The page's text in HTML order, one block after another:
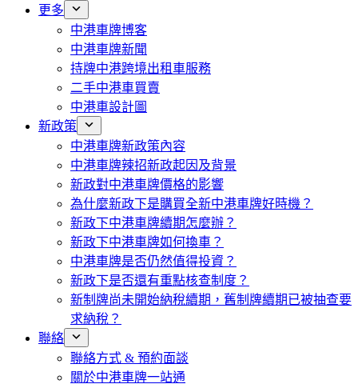
更多
中港車牌博客
中港車牌新聞
持牌中港跨境出租車服務
二手中港車買賣
中港車設計圖
新政策
中港車牌新政策內容
中港車牌辣招新政起因及背景
新政對中港車牌價格的影響
為什麼新政下是購買全新中港車牌好時機？
新政下中港車牌續期怎麼辦？
新政下中港車牌如何換車？
中港車牌是否仍然值得投資？
新政下是否還有重點核查制度？
新制牌尚未開始納稅續期，舊制牌續期已被抽查要
求納稅？
聯絡
聯絡方式 & 預約面談
關於中港車牌一站通